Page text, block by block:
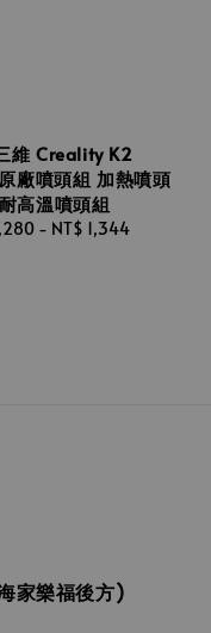
維 Creality K2
廠噴頭組 加熱噴頭
高溫噴頭組
- NT$ 1,344
家樂福後方)